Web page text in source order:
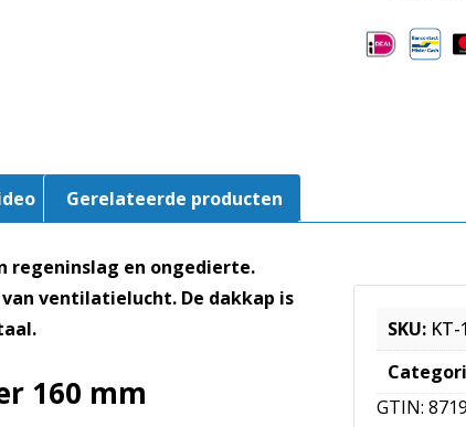
Gerelateerde producten
regeninslag en ongedierte.
ventilatielucht. De dakkap is
160 mm
SKU: KT-
GTIN: